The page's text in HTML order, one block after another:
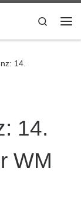
Search
14.
14.
WM